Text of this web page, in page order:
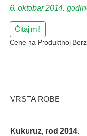
6. oktobar 2014.
Čitaj mi!
Cene na Produktnoj
VRSTA ROBE
Kukuruz, rod 2014.